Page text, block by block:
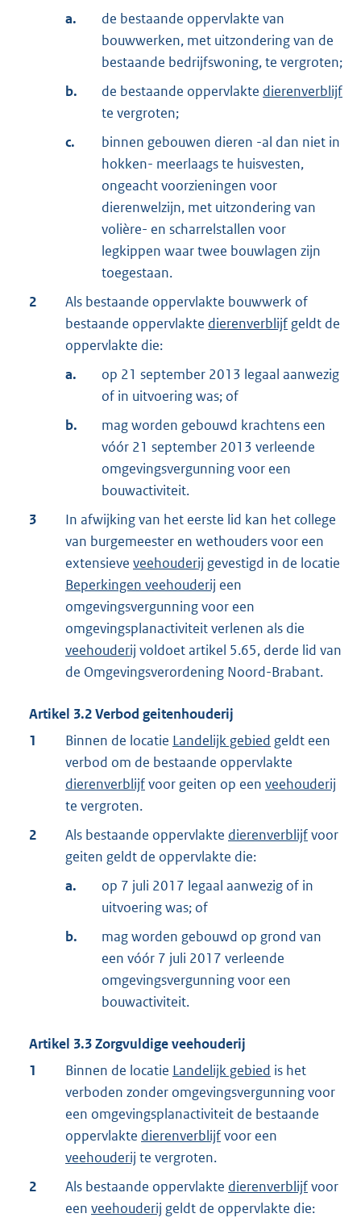
a.
de bestaande oppervlakte van
bouwwerken, met uitzondering van de
bestaande bedrijfswoning, te vergroten;
b.
de bestaande oppervlakte dierenverblijf
te vergroten;
c.
binnen gebouwen dieren -al dan niet in
hokken- meerlaags te huisvesten,
ongeacht voorzieningen voor
dierenwelzijn, met uitzondering van
volière- en scharrelstallen voor
legkippen waar twee bouwlagen zijn
toegestaan.
2
Als bestaande oppervlakte bouwwerk of
bestaande oppervlakte dierenverblijf geldt de
oppervlakte die:
a.
op 21 september 2013 legaal aanwezig
of in uitvoering was; of
b.
mag worden gebouwd krachtens een
vóór 21 september 2013 verleende
omgevingsvergunning voor een
bouwactiviteit.
3
In afwijking van het eerste lid kan het college
van burgemeester en wethouders voor een
extensieve veehouderij gevestigd in de locatie
Beperkingen veehouderij een
omgevingsvergunning voor een
omgevingsplanactiviteit verlenen als die
veehouderij voldoet artikel 5.65, derde lid van
de Omgevingsverordening Noord-Brabant.
Artikel 3.2Verbod geitenhouderij
1
Binnen de locatie Landelijk gebied geldt een
verbod om de bestaande oppervlakte
dierenverblijfvoor geiten op een veehouderij
te vergroten.
2
Als bestaande oppervlakte dierenverblijfvoor
geiten geldt de oppervlakte die:
a.
op 7 juli 2017 legaal aanwezig of in
uitvoering was; of
b.
mag worden gebouwd op grond van
een vóór 7 juli 2017 verleende
omgevingsvergunning voor een
bouwactiviteit.
Artikel 3.3Zorgvuldige veehouderij
1
Binnen de locatie Landelijk gebied is het
verboden zonder omgevingsvergunning voor
een omgevingsplanactiviteit de bestaande
oppervlakte dierenverblijfvoor een
veehouderij te vergroten.
2
Als bestaande oppervlakte dierenverblijfvoor
een veehouderij geldt de oppervlakte die: